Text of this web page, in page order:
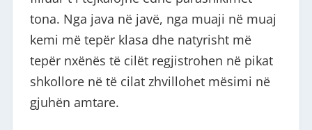
tona. Nga java në javë, nga muaji në muaj
kemi më tepër klasa dhe natyrisht më
tepër nxënës të cilët regjistrohen në pikat
shkollore në të cilat zhvillohet mësimi në
gjuhën amtare.